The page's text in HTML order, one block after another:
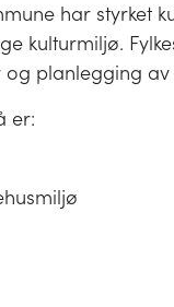
har styrket
kulturmiljø.
planlegging av
er: